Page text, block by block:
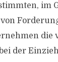
im
die
der